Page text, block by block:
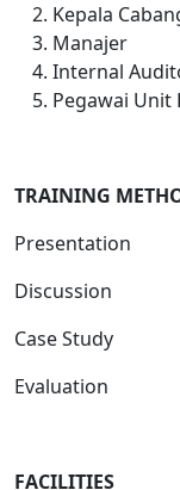
Kepala
Manajer
Internal
Pegawai Unit
TRAINING
Presentation
Discussion
Case Study
Evaluation
FACILITIES